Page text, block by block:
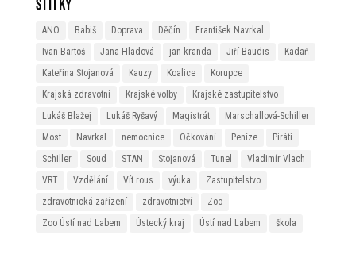
Štítky
ANO Babiš Doprava Děčín
František Navrkal
Ivan Bartoš
Jana Hladová jan kranda Jiří Baudis
Kadaň
Kateřina Stojanová
Kauzy Koalice
Korupce
Krajská zdravotní
Krajské volby
Krajské zastupitelstvo
Lukáš Blažej
Lukáš Ryšavý Magistrát
Marschallová-Schiller
Most
Navrkal nemocnice Očkování Peníze
Piráti
Schiller
Soud STAN Stojanová Tunel
Vladimír Vlach
VRT
Vzdělání Vít rous výuka
Zastupitelstvo
zdravotnická zařízení
zdravotnictví
Zoo
Zoo Ústí nad Labem
Ústecký kraj Ústí nad Labem škola